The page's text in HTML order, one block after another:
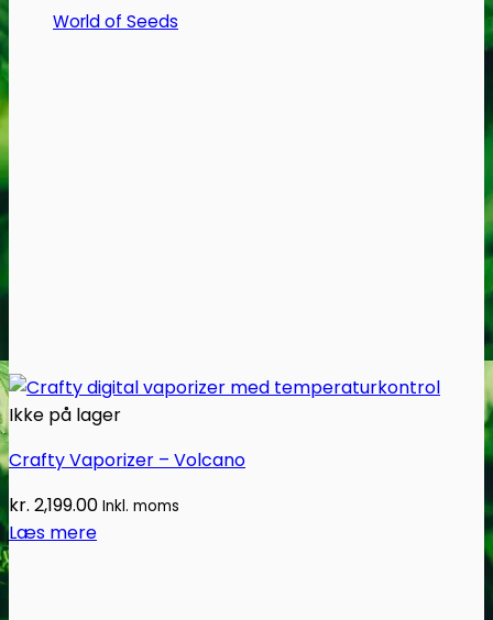
World of Seeds
Mulighederne
vælges
på
Ikke på lager
Crafty Vaporizer – Volcano
kr. 2,199.00 Inkl. moms
Læs mere